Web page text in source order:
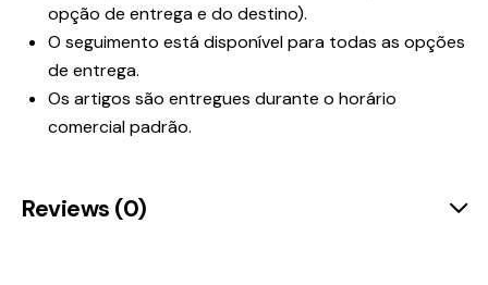
opção de entrega e do destino).
O seguimento está disponível para todas as opções
de entrega.
Os artigos são entregues durante o horário
comercial padrão.
Reviews (0)